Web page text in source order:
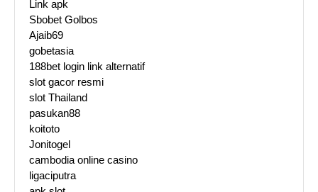
Link apk
Sbobet Golbos
Ajaib69
gobetasia
188bet login link alternatif
slot gacor resmi
slot Thailand
pasukan88
koitoto
Jonitogel
cambodia online casino
ligaciputra